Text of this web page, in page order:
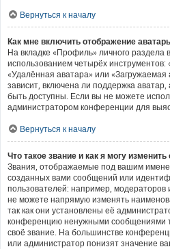
Вернуться к началу
Как мне включить отображение
На вкладке «Профиль» личного раздела
использованием четырёх инструментов:
«Удалённая аватара» или
зависит, включена ли поддержка аватар,
быть доступны. Если вы не можете
администратором конференции для
Вернуться к началу
Что такое звание и как я могу изменить
Звания, отображаемые под вашим
созданных вами сообщений или
пользователей: например,
не можете напрямую изменять
так как они установлены её
конференцию ненужными сообщениями
своё звание. На большинстве
или администратор понизят значение